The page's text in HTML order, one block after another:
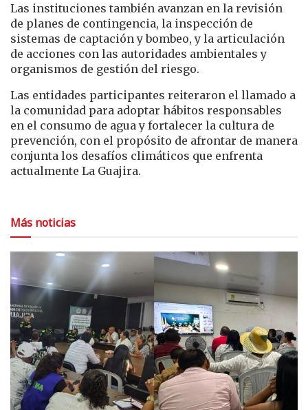
Las instituciones también avanzan en la revisión
de planes de contingencia, la inspección de
sistemas de captación y bombeo, y la articulación
de acciones con las autoridades ambientales y
organismos de gestión del riesgo.
Las entidades participantes reiteraron el llamado a
la comunidad para adoptar hábitos responsables
en el consumo de agua y fortalecer la cultura de
prevención, con el propósito de afrontar de manera
conjunta los desafíos climáticos que enfrenta
actualmente La Guajira.
Más noticias